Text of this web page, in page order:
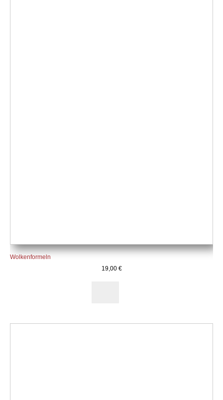
Wolkenformeln
19,00 €